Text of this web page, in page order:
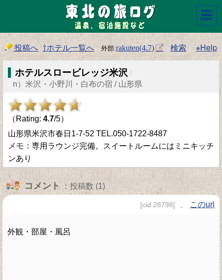
投稿へ ⇧ホテル一覧へ rakuten(4.7) 検索 ※Help
ホテルスロービレッジ米沢 /
n）米沢・小野川・白布の宿 / 山形県
（Rating: 4.7/5）
山形県米沢市春日1-7-52 TEL.050-1722-8487
専用ラウンジ完備。スイートルームにはミニキッチ
ンあり
コメント ：投稿数 (1)
[cid:28798] このurl
外観・部屋・風呂
☰